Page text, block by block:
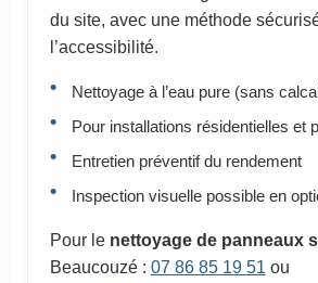
du site, avec une méthode
l’accessibilité.
Nettoyage à l’eau pure (sans
Pour installations résidentielles et
Entretien préventif du rendement
Inspection visuelle possible en
Pour le nettoyage de panneaux
Beaucouzé : 07 86 85 19 51 ou